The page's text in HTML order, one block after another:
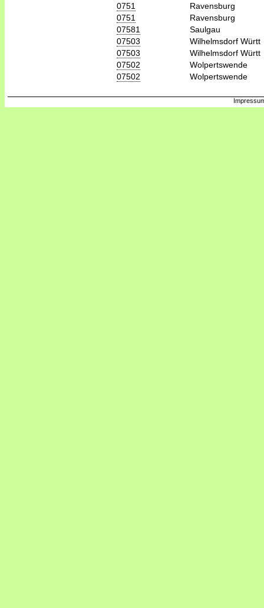
0751
Ravensburg
0751
Ravensburg
07581
Saulgau
07503
Wilhelmsdorf Württ
07503
Wilhelmsdorf Württ
07502
Wolpertswende
07502
Wolpertswende